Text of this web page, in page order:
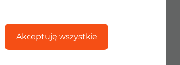
Akceptuję wszystkie